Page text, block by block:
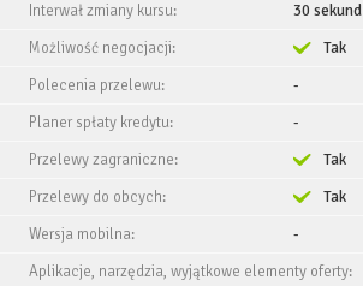
Interwał zmiany kursu:
30 sekund
Możliwość negocjacji:
Tak
Polecenia przelewu:
-
Planer spłaty kredytu:
-
Przelewy zagraniczne:
Tak
Przelewy do obcych:
Tak
Wersja mobilna:
-
Aplikacje, narzędzia, wyjątkowe elementy oferty: